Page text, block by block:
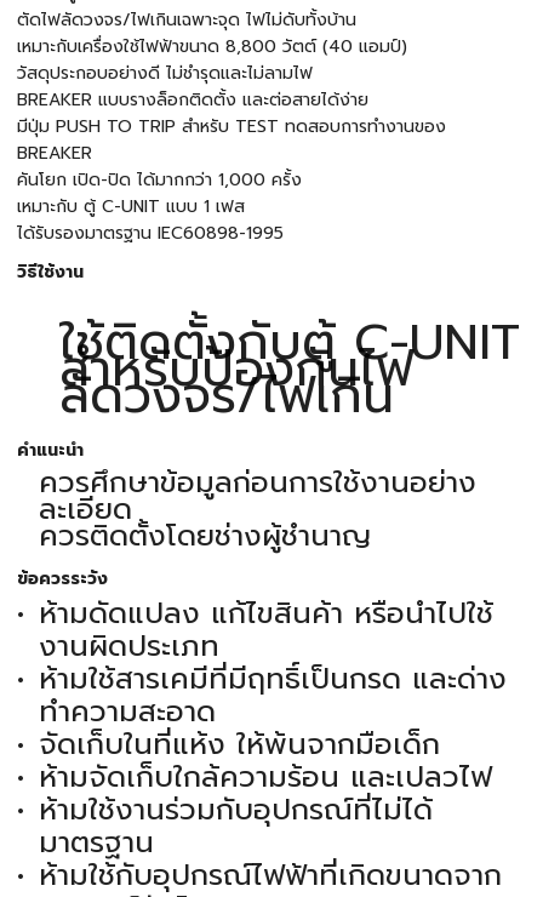
ตัดไฟลัดวงจร/ไฟเกินเฉพาะจุด ไฟไม่ดับทั้งบ้าน
เหมาะกับเครื่องใช้ไฟฟ้าขนาด 8,800 วัตต์ (40 แอมป์)
วัสดุประกอบอย่างดี ไม่ชำรุดและไม่ลามไฟ
BREAKER แบบรางล็อกติดตั้ง และต่อสายได้ง่าย
มีปุ่ม PUSH TO TRIP สำหรับ TEST ทดสอบการทำงานของ
BREAKER
คันโยก เปิด-ปิด ได้มากกว่า 1,000 ครั้ง
เหมาะกับ ตู้ C-UNIT แบบ 1 เฟส
ได้รับรองมาตรฐาน IEC60898-1995
วิธีใช้งาน
ใช้ติดตั้งกับตู้ C-UNIT
สำหรับป้องกันไฟ
ลัดวงจร/ไฟเกิน
คำแนะนำ
ควรศึกษาข้อมูลก่อนการใช้งานอย่าง
ละเอียด
ควรติดตั้งโดยช่างผู้ชำนาญ
ข้อควรระวัง
ห้ามดัดแปลง แก้ไขสินค้า หรือนำไปใช้
งานผิดประเภท
ห้ามใช้สารเคมีที่มีฤทธิ์เป็นกรด และด่าง
ทำความสะอาด
จัดเก็บในที่แห้ง ให้พ้นจากมือเด็ก
ห้ามจัดเก็บใกล้ความร้อน และเปลวไฟ
ห้ามใช้งานร่วมกับอุปกรณ์ที่ไม่ได้
มาตรฐาน
ห้ามใช้กับอุปกรณ์ไฟฟ้าที่เกิดขนาดจาก